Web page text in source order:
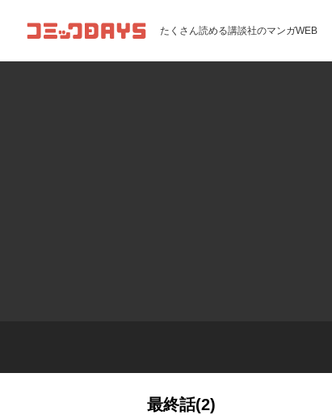
コミックDAYS たくさん読める講談社のマンガWEB
最終話(2)